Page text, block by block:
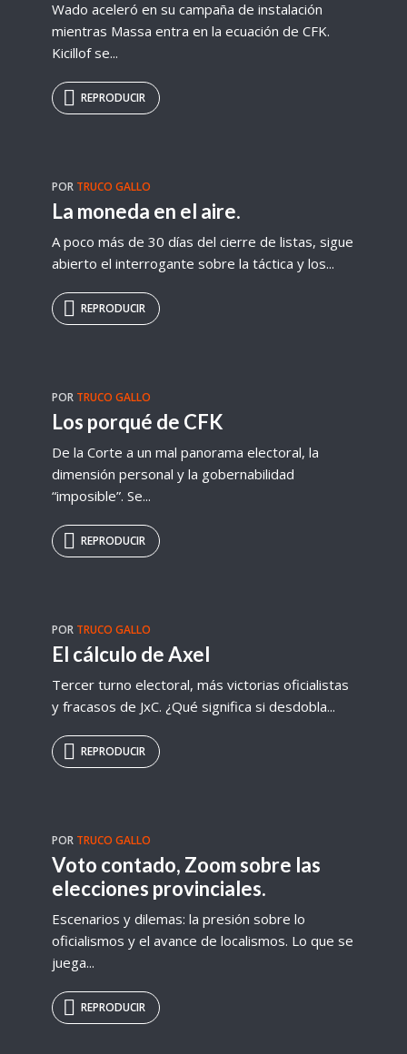
Wado aceleró en su campaña de instalación
mientras Massa entra en la ecuación de CFK.
Kicillof se...
REPRODUCIR
POR TRUCO GALLO
La moneda en el aire.
A poco más de 30 días del cierre de listas, sigue
abierto el interrogante sobre la táctica y los...
REPRODUCIR
POR TRUCO GALLO
Los porqué de CFK
De la Corte a un mal panorama electoral, la
dimensión personal y la gobernabilidad
“imposible”. Se...
REPRODUCIR
POR TRUCO GALLO
El cálculo de Axel
Tercer turno electoral, más victorias oficialistas
y fracasos de JxC. ¿Qué significa si desdobla...
REPRODUCIR
POR TRUCO GALLO
Voto contado, Zoom sobre las
elecciones provinciales.
Escenarios y dilemas: la presión sobre lo
oficialismos y el avance de localismos. Lo que se
juega...
REPRODUCIR